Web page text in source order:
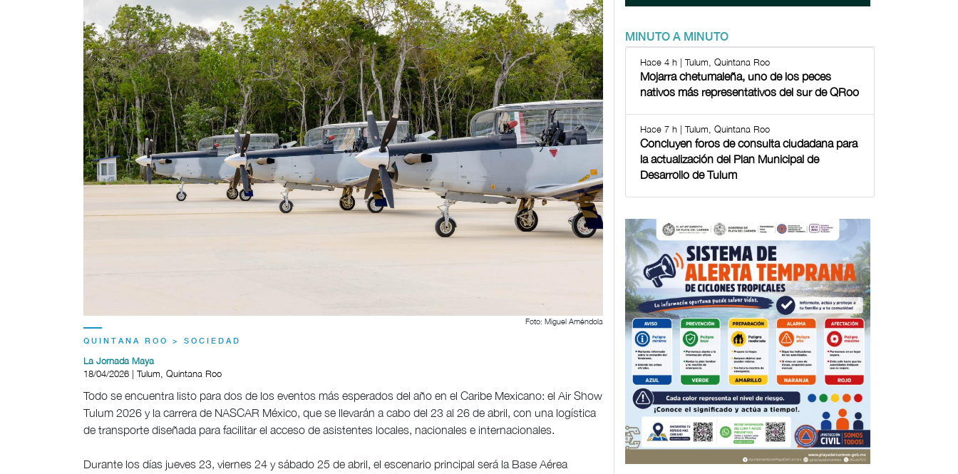
Foto: Miguel Améndola
QUINTANA ROO > SOCIEDAD
La Jornada Maya
18/04/2026 | Tulum, Quintana Roo
Todo se encuentra listo para dos de los eventos más esperados del año en el Caribe Mexicano: el Air Show
Tulum 2026 y la carrera de NASCAR México, que se llevarán a cabo del 23 al 26 de abril, con una logística
de transporte diseñada para facilitar el acceso de asistentes locales, nacionales e internacionales.
Durante los días jueves 23, viernes 24 y sábado 25 de abril, el escenario principal será la Base Aérea
MINUTO A MINUTO
Hace 4 h | Tulum, Quintana Roo
Mojarra chetumaleña, uno de los peces
nativos más representativos del sur de QRoo
Hace 7 h | Tulum, Quintana Roo
Concluyen foros de consulta ciudadana para
la actualización del Plan Municipal de
Desarrollo de Tulum